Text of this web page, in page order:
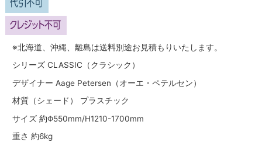
※北海道、沖縄、離島は送料別途お見積もりいたします。
シリーズ CLASSIC（クラシック）
デザイナー Aage Petersen（オーエ・ペテルセン）
材質（シェード） プラスチック
サイズ 約Φ550mm/H1210-1700mm
重さ 約6kg